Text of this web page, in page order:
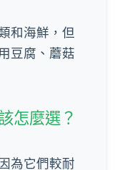
和海鮮，但
豆腐、蘑菇
怎麼選？
為它們較耐